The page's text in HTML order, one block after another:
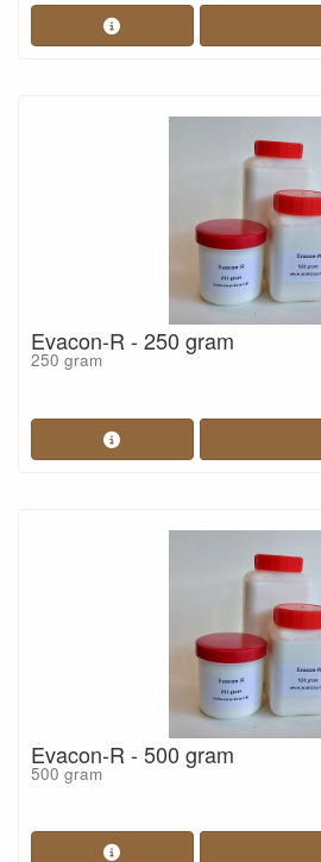
Evacon-R - 250 gram
250 gram
Evacon-R - 500 gram
500 gram